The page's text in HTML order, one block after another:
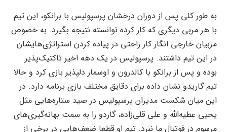
به طور کلی پس از دوران درخشان پرسپولیس با برانکو، این تیم
با هر مربی دیگری که کار کرده توانسته نتیجه بگیرد. به خصوص
مربیان خارجی انگار کار راحتی در پیاده کردن استراتژی‌هایشان
در این تیم داشتند. پرسپولیس در یک دهه اخیر تاکتیک‌پذیر
بوده و پس از برانکو با کالدرون و اوسمار دلپذیر بازی کرد و حالا
تیم گاریدو نشان داده برای دقایق مختلف بازی برنامه دارد. در
این میان شکست مدیران پرسپولیس در صید ستاره‌هایی مثل
یحیی عطیه‌الله و علی قلی‌زاده، گاردو را به سمت بهانه‌‌گیری‌های
مرسوم در فوتبال ما نبرد. تیم او قطعا ضعف‌هایی در برخی از